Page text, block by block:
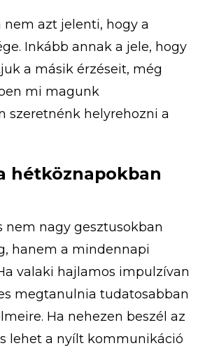
nem azt jelenti, hogy a
Inkább annak a jele, hogy
a másik érzéseit, még
mi magunk
szeretnénk helyrehozni a
hétköznapokban
nem nagy gesztusokban
hanem a mindennapi
valaki hajlamos impulzívan
megtanulnia tudatosabban
Ha nehezen beszél az
lehet a nyílt kommunikáció